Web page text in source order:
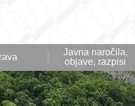
Javna naročila,
objave, razpisi